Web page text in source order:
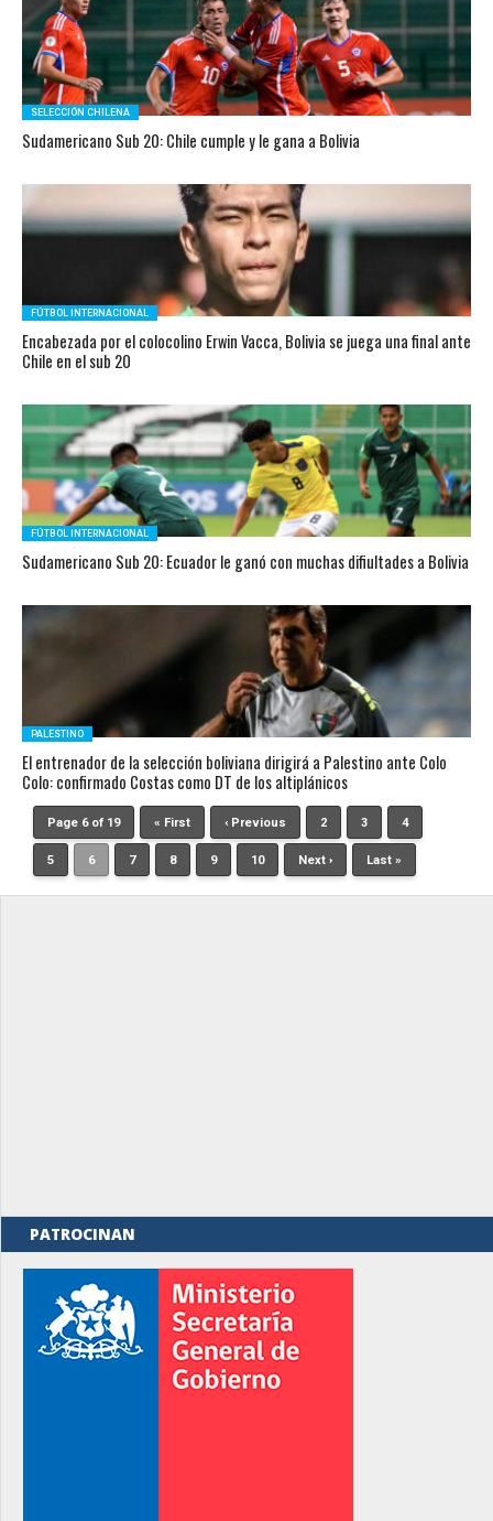
SELECCIÓN CHILENA
Sudamericano Sub 20: Chile cumple y le gana a Bolivia
FÚTBOL INTERNACIONAL
Encabezada por el colocolino Erwin Vacca, Bolivia se juega una final ante
Chile en el sub 20
FÚTBOL INTERNACIONAL
Sudamericano Sub 20: Ecuador le ganó con muchas difiultades a Bolivia
PALESTINO
El entrenador de la selección boliviana dirigirá a Palestino ante Colo
Colo: confirmado Costas como DT de los altiplánicos
Page 6 of 19 « First ‹ Previous 2 3 4
5 6 7 8 9 10 Next › Last »
PATROCINAN